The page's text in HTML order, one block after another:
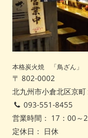
本格炭火焼 「鳥ざん」
〒 802-0002
北九州市小倉北区京
093-551-8455
営業時間： 17：00～
定休日： 日休